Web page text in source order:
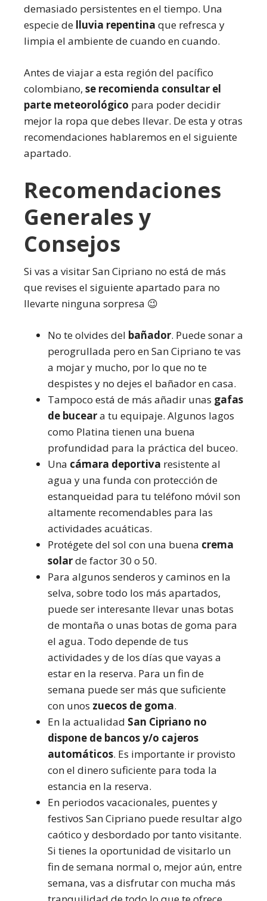
demasiado persistentes en el tiempo. Una
especie de lluvia repentina que refresca y
limpia el ambiente de cuando en cuando.
Antes de viajar a esta región del pacífico
colombiano, se recomienda consultar el
parte meteorológico para poder decidir
mejor la ropa que debes llevar. De esta y otras
recomendaciones hablaremos en el siguiente
apartado.
Recomendaciones
Generales y
Consejos
Si vas a visitar San Cipriano no está de más
que revises el siguiente apartado para no
llevarte ninguna sorpresa 😉
No te olvides del bañador. Puede sonar a
perogrullada pero en San Cipriano te vas
a mojar y mucho, por lo que no te
despistes y no dejes el bañador en casa.
Tampoco está de más añadir unas gafas
de buceara tu equipaje. Algunos lagos
como Platina tienen una buena
profundidad para la práctica del buceo.
Una cámara deportiva resistente al
agua y una funda con protección de
estanqueidad para tu teléfono móvil son
altamente recomendables para las
actividades acuáticas.
Protégete del sol con una buena crema
solarde factor 30 o 50.
Para algunos senderos y caminos en la
selva, sobre todo los más apartados,
puede ser interesante llevar unas botas
de montaña o unas botas de goma para
el agua. Todo depende de tus
actividades y de los días que vayas a
estar en la reserva. Para un fin de
semana puede ser más que suficiente
con unos zuecos de goma.
En la actualidad San Cipriano no
dispone de bancos y/o cajeros
automáticos. Es importante ir provisto
con el dinero suficiente para toda la
estancia en la reserva.
En periodos vacacionales, puentes y
festivos San Cipriano puede resultar algo
caótico y desbordado por tanto visitante.
Si tienes la oportunidad de visitarlo un
fin de semana normal o, mejor aún, entre
semana, vas a disfrutar con mucha más